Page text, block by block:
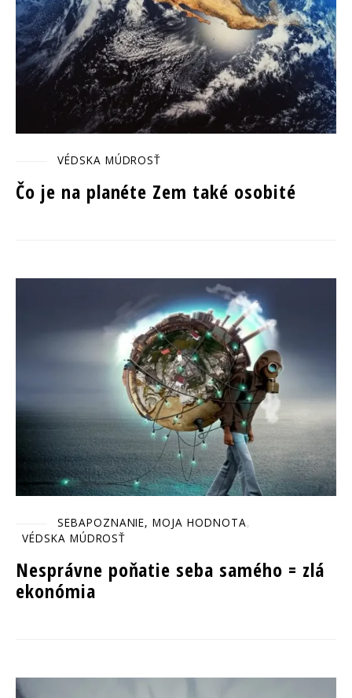
VÉDSKA MÚDROSŤ
Čo je na planéte Zem také osobité
SEBAPOZNANIE, MOJA HODNOTA
VÉDSKA MÚDROSŤ
Nesprávne poňatie seba samého = zlá
ekonómia